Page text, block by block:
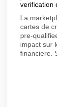
verification
La
cartes de
pre-
impact sur
financiere.